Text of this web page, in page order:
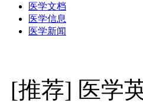
医学文档
医学信息
医学新闻
[推荐] 医学